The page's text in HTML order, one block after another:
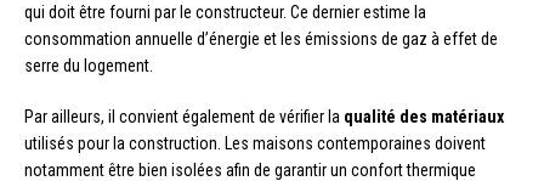
qui doit être fourni par le constructeur. Ce dernier estime la
consommation annuelle d’énergie et les émissions de gaz à effet de
serre du logement.
Par ailleurs, il convient également de vérifier la qualité des matériaux
utilisés pour la construction. Les maisons contemporaines doivent
notamment être bien isolées afin de garantir un confort thermique